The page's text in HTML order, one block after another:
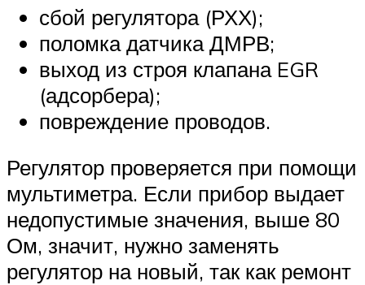
сбой регулятора (РХХ);
поломка датчика ДМРВ;
выход из строя клапана EGR
(адсорбера);
повреждение проводов.
Регулятор проверяется при помощи
мультиметра. Если прибор выдает
недопустимые значения, выше 80
Ом, значит, нужно заменять
регулятор на новый, так как ремонт